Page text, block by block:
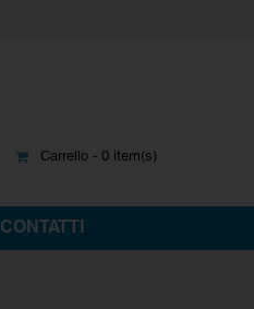
Carrello - 0 item(s)
CONTATTI